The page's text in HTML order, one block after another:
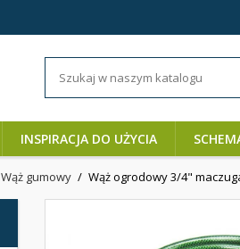
INSPIRACJA DO UŻYCIA
Wąż gumowy Wąż ogrodowy 3/4"